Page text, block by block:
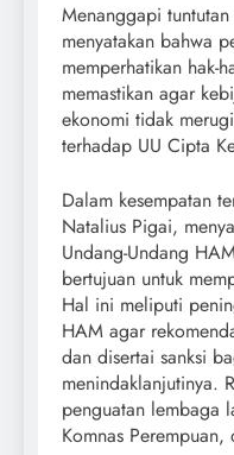
Menanggapi
menyatakan bahwa
memperhatikan hak-
memastikan agar
ekonomi tidak
terhadap UU Cipta
Dalam kesempatan
Natalius Pigai,
Undang-Undang
bertujuan untuk
Hal ini meliputi
HAM agar
dan disertai sanksi
menindaklanjutinya.
penguatan lembaga
Komnas